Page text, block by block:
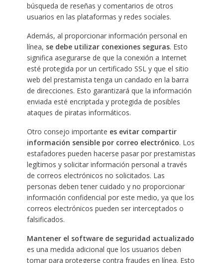
búsqueda de reseñas y comentarios de otros
usuarios en las plataformas y redes sociales.
Además, al proporcionar información personal en
línea, se debe utilizar conexiones seguras. Esto
significa asegurarse de que la conexión a Internet
esté protegida por un certificado SSL y que el sitio
web del prestamista tenga un candado en la barra
de direcciones. Esto garantizará que la información
enviada esté encriptada y protegida de posibles
ataques de piratas informáticos.
Otro consejo importante es evitar compartir
información sensible por correo electrónico. Los
estafadores pueden hacerse pasar por prestamistas
legítimos y solicitar información personal a través
de correos electrónicos no solicitados. Las
personas deben tener cuidado y no proporcionar
información confidencial por este medio, ya que los
correos electrónicos pueden ser interceptados o
falsificados.
Mantener el software de seguridad actualizado
es una medida adicional que los usuarios deben
tomar para protegerse contra fraudes en línea. Esto